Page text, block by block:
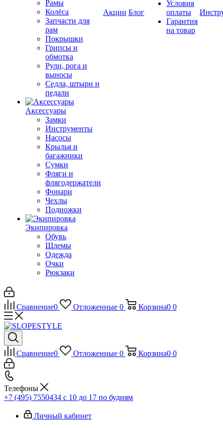
Рамы
Колёса
Запчасти для
рам
Покрышки
Грипсы и
обмотка
Рули, рога и
выносы
Седла, штыри и
педали
Аксессуары
Замки
Инструменты
Насосы
Крылья и
багажники
Сумки
Фляги и
флягодержатели
Фонари
Чехлы
Подножки
Экипировка
Обувь
Шлемы
Одежда
Очки
Рюкзаки
Акции Блог
Условия
оплаты
Гарантия
на товар
Сравнение0 Отложенные 0 Корзина0 0
Сравнение0 Отложенные 0 Корзина0 0
Телефоны
+7 (495) 7550434 с 10 до 17 по будням
Личный кабинет